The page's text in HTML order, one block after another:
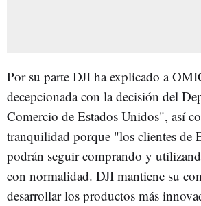
Por su parte DJI ha explicado a
decepcionada con la decisión del
Comercio de Estados Unidos", así
tranquilidad porque "los clientes de
podrán seguir comprando y
con normalidad. DJI mantiene su
desarrollar los productos más